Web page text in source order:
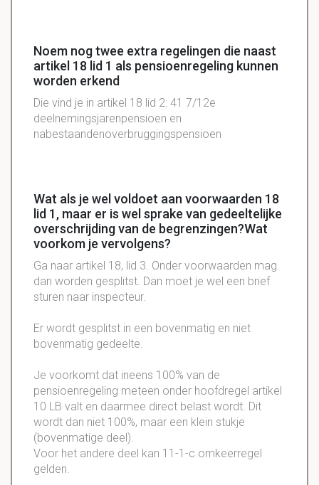
Noem nog twee extra regelingen die naast
artikel 18 lid 1 als pensioenregeling kunnen
worden erkend
Die vind je in artikel 18 lid 2: 41 7/12e
deelnemingsjarenpensioen en
nabestaandenoverbruggingspensioen
Wat als je wel voldoet aan voorwaarden 18
lid 1, maar er is wel sprake van gedeeltelijke
overschrijding van de begrenzingen?Wat
voorkom je vervolgens?
Ga naar artikel 18, lid 3. Onder voorwaarden mag
dan worden gesplitst. Dan moet je wel een brief
sturen naar inspecteur.
Er wordt gesplitst in een bovenmatig en niet
bovenmatig gedeelte.
Je voorkomt dat ineens 100% van de
pensioenregeling meteen onder hoofdregel artikel
10 LB valt en daarmee direct belast wordt. Dit
wordt dan niet 100%, maar een klein stukje
(bovenmatige deel).
Voor het andere deel kan 11-1-c omkeerregel
gelden.